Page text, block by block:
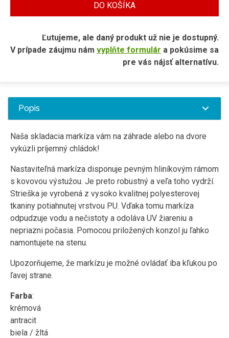
DO KOŠÍKA
Ľutujeme, ale daný produkt už nie je dostupný.
V prípade záujmu nám vyplňte formulár a pokúsime sa
pre vás nájsť alternatívu.
Popis
Naša skladacia markíza vám na záhrade alebo na dvore
vykúzli príjemný chládok!
Nastaviteľná markíza disponuje pevným hliníkovým rámom
s kovovou výstužou. Je preto robustný a veľa toho vydrží.
Strieška je vyrobená z vysoko kvalitnej polyesterovej
tkaniny potiahnutej vrstvou PU. Vďaka tomu markíza
odpudzuje vodu a nečistoty a odoláva UV žiareniu a
nepriazni počasia. Pomocou priložených konzol ju ľahko
namontujete na stenu.
Upozorňujeme, že markízu je možné ovládať iba kľukou po
ľavej strane.
Farba:
krémová
antracit
biela / žltá